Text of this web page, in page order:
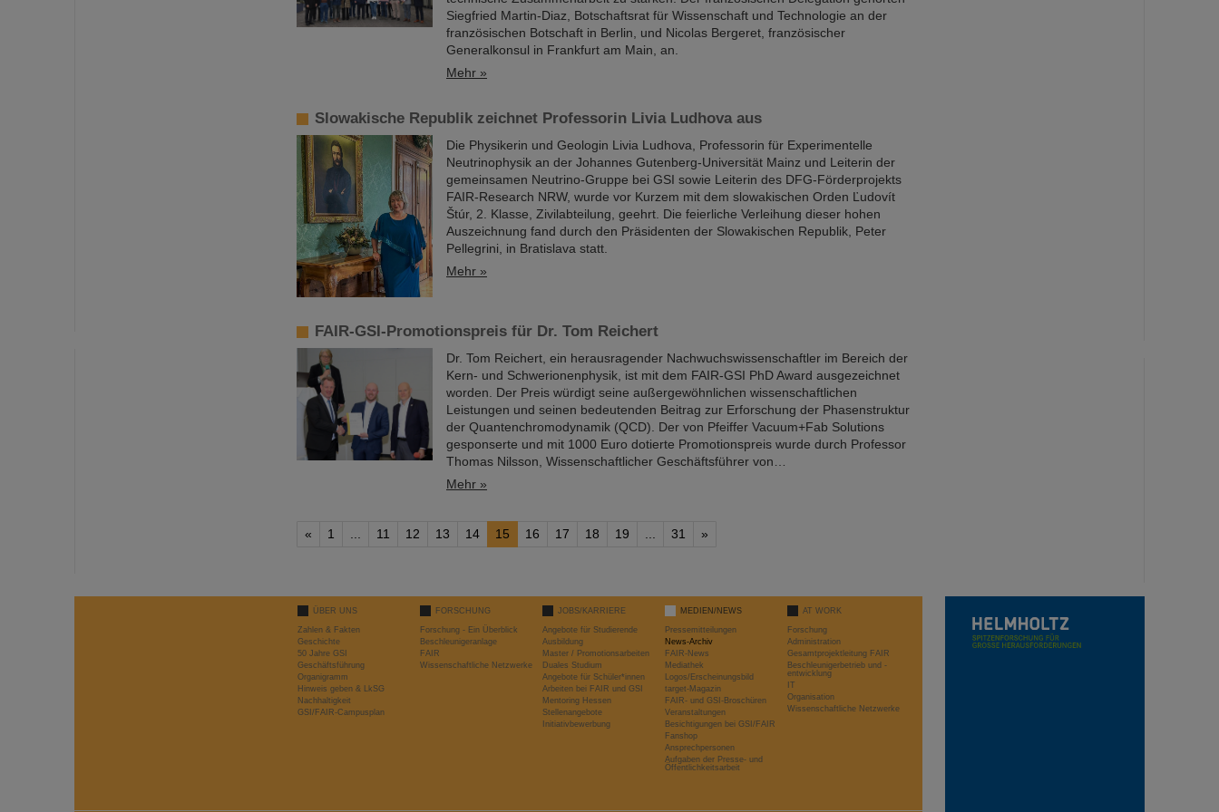
Siegfried Martin-Diaz, Botschaftsrat für Wissenschaft und Technologie an der
französischen Botschaft in Berlin, und Nicolas Bergeret, französischer
Generalkonsul in Frankfurt am Main, an.
Mehr »
Slowakische Republik zeichnet Professorin Livia Ludhova aus
Die Physikerin und Geologin Livia Ludhova, Professorin für Experimentelle
Neutrinophysik an der Johannes Gutenberg-Universität Mainz und Leiterin der
gemeinsamen Neutrino-Gruppe bei GSI sowie Leiterin des DFG-Förderprojekts
FAIR-Research NRW, wurde vor Kurzem mit dem slowakischen Orden Ľudovít
Štúr, 2. Klasse, Zivilabteilung, geehrt. Die feierliche Verleihung dieser hohen
Auszeichnung fand durch den Präsidenten der Slowakischen Republik, Peter
Pellegrini, in Bratislava statt.
Mehr »
FAIR-GSI-Promotionspreis für Dr. Tom Reichert
Dr. Tom Reichert, ein herausragender Nachwuchswissenschaftler im Bereich der
Kern- und Schwerionenphysik, ist mit dem FAIR-GSI PhD Award ausgezeichnet
worden. Der Preis würdigt seine außergewöhnlichen wissenschaftlichen
Leistungen und seinen bedeutenden Beitrag zur Erforschung der Phasenstruktur
der Quantenchromodynamik (QCD). Der von Pfeiffer Vacuum+Fab Solutions
gesponserte und mit 1000 Euro dotierte Promotionspreis wurde durch Professor
Thomas Nilsson, Wissenschaftlicher Geschäftsführer von…
Mehr »
« 1 ... 11 12 13 14 15 16 17 18 19 ... 31 »
ÜBER UNS
Zahlen & Fakten
Geschichte
50 Jahre GSI
Geschäftsführung
Organigramm
Hinweis geben & LkSG
Nachhaltigkeit
GSI/FAIR-Campusplan
FORSCHUNG
Forschung - Ein Überblick
Beschleunigeranlage
FAIR
Wissenschaftliche Netzwerke
JOBS/KARRIERE
Angebote für Studierende
Ausbildung
Master / Promotionsarbeiten
Duales Studium
Angebote für Schüler*innen
Arbeiten bei FAIR und GSI
Mentoring Hessen
Stellenangebote
Initiativbewerbung
MEDIEN/NEWS
Pressemitteilungen
News-Archiv
FAIR-News
Mediathek
Logos/Erscheinungsbild
target-Magazin
FAIR- und GSI-Broschüren
Veranstaltungen
Besichtigungen bei GSI/FAIR
Fanshop
Ansprechpersonen
Aufgaben der Presse- und
Öffentlichkeitsarbeit
AT WORK
Forschung
Administration
Gesamtprojektleitung FAIR
Beschleunigerbetrieb und -
entwicklung
IT
Organisation
Wissenschaftliche Netzwerke